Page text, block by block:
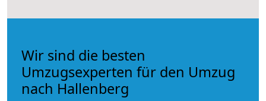
Wir sind die besten
Umzugsexperten für den Umzug
nach Hallenberg